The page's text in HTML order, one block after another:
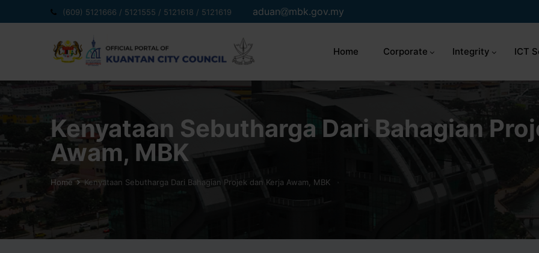
to
(609) 5121666 / 5121555 / 5121618 / 5121619 aduan mbk.gov.my
Home Corporate Integrity ICT
Kenyataan Sebutharga Dari Bahagian
Awam, MBK
Home Kenyataan Sebutharga Dari Bahagian Projek dan Kerja Awam, MBK